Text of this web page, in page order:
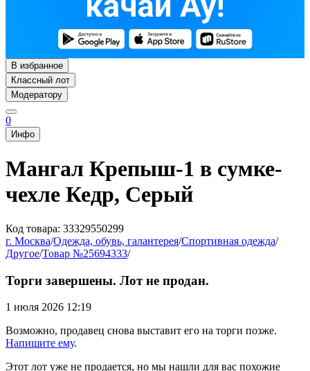
В избранное
Классный лот
Модератору
0
Инфо
Мангал Крепыш-1 в сумке-
чехле Кедр, Серый
Код товара: 33329550299
г. Москва/Одежда, обувь, галантерея/Спортивная одежда/
Другое/Товар №25694333/
Торги завершены. Лот не продан.
1 июля 2026 12:19
Возможно, продавец снова выставит его на торги позже.
Напишите ему.
Этот лот уже не продается, но мы нашли для вас похожие